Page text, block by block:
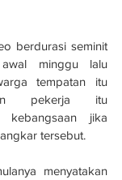
berdurasi seminit
minggu lalu
tempatan itu
pekerja itu
kebangsaan jika
tersebut.
menyatakan